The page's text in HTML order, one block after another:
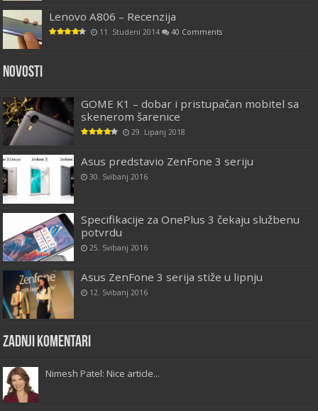
Lenovo A806 – Recenzija
11. Studeni 2014 40 Comments
Novosti
GOME K1 – dobar i pristupačan mobitel sa
skenerom šarenice
29. Lipanj 2018
Asus predstavio ZenFone 3 seriju
30. Svibanj 2016
Specifikacije za OnePlus 3 čekaju službenu
potvrdu
25. Svibanj 2016
Asus ZenFone 3 serija stiže u lipnju
12. Svibanj 2016
Zadnji komentari
Nimesh Patel: Nice article...